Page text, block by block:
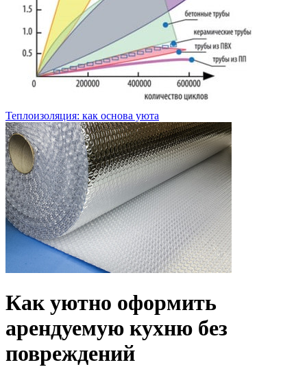
Теплоизоляция: как основа уюта
Как уютно оформить
арендуемую кухню без
повреждений